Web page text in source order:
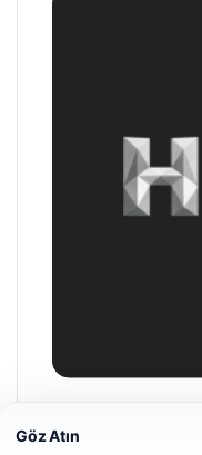
Hastaş Beton
Göz Atın